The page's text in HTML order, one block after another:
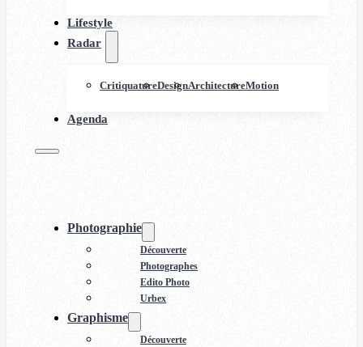
Lifestyle
Radar
CritiquatureDesignArchitectureMotion
Agenda
Photographie
Découverte
Photographes
Edito Photo
Urbex
Graphisme
Découverte